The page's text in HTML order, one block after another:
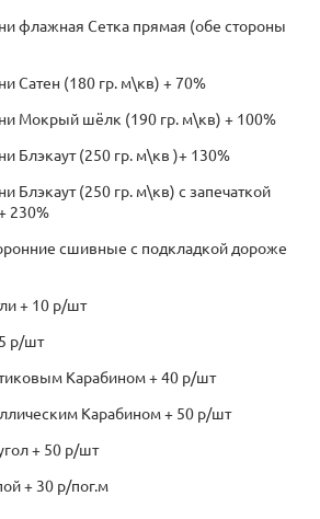
флажная Сетка прямая (обе стороны
Сатен (180 гр. м\кв) + 70%
Мокрый шёлк (190 гр. м\кв) + 100%
Блэкаут (250 гр. м\кв )+ 130%
Блэкаут (250 гр. м\кв) с запечаткой
230%
сшивные с подкладкой дороже
+ 10 р/шт
р/шт
Карабином + 40 р/шт
Карабином + 50 р/шт
+ 50 р/шт
+ 30 р/пог.м